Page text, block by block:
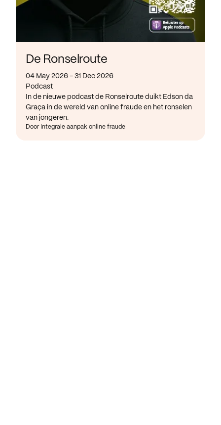
De Ronselroute
04 May 2026 - 31 Dec 2026
Podcast
In de nieuwe podcast de Ronselroute duikt Edson da
Graça in de wereld van online fraude en het ronselen
van jongeren.
Door Integrale aanpak online fraude